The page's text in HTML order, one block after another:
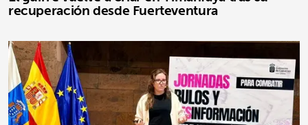
recuperación desde Fuerteventura